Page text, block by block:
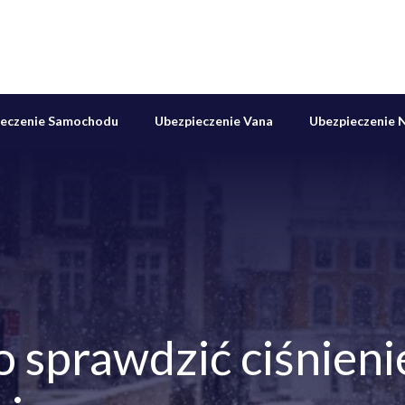
Samochodu Ubezpieczenie Vana Ubezpieczenie
sprawdzić